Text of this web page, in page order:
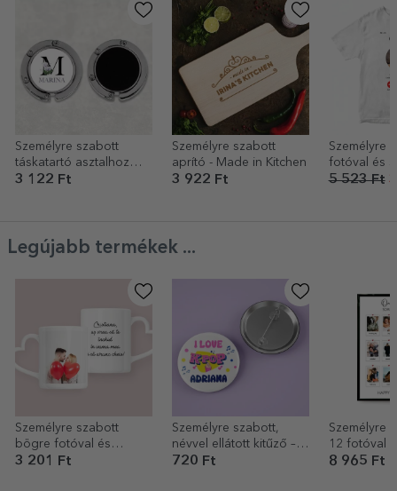
Személyre szabott
táskatartó asztalhoz
névvel és kezdőbetűvel
3 122 Ft
Személyre szabott
aprító - Made in Kitchen
3 922 Ft
Személyre
fotóval és
Bejövő
5 523 Ft3
Legújabb termékek ...
Személyre szabott
bögre fotóval és
szöveggel – szív alakú
3 201 Ft
Személyre szabott,
névvel ellátott kitűző –
Kpop
720 Ft
Személyre
12 fotóval
– Our
8 965 Ft